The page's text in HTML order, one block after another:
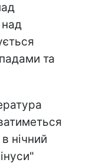
над
та
нічний